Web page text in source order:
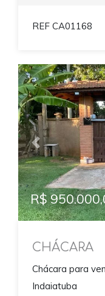
REF CA01168
Previous
R$
CHÁCARA
Chácara para
Indaiatuba